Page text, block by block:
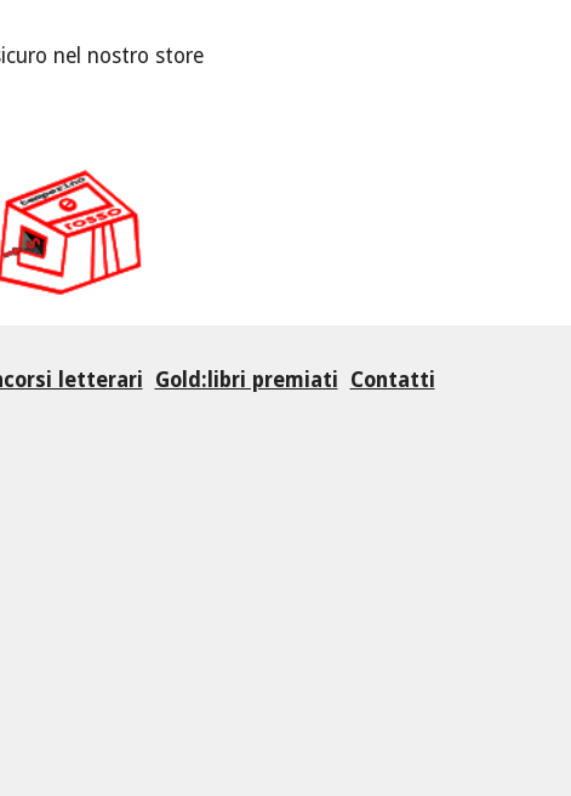
nel nostro store
letterari Gold:libri premiati Contatti